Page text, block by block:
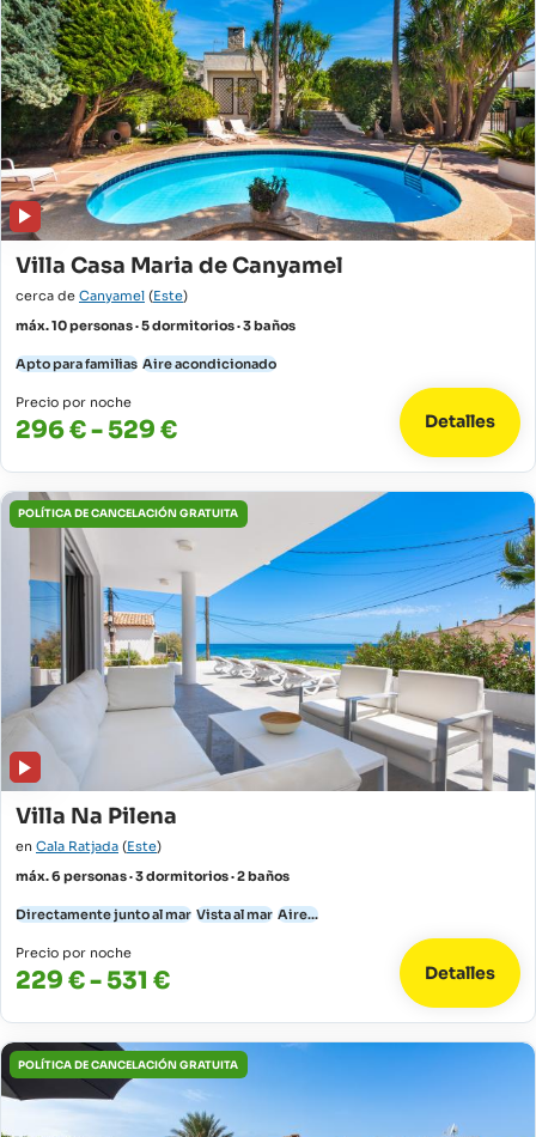
Villa Casa Maria de Canyamel
cerca de Canyamel (Este)
máx. 10 personas · 5 dormitorios · 3 baños
Apto para familias Aire acondicionado
Precio por noche
296 € - 529 € Detalles
POLÍTICA DE CANCELACIÓN GRATUITA
Villa Na Pilena
en Cala Ratjada (Este)
máx. 6 personas · 3 dormitorios · 2 baños
Directamente junto al mar Vista al mar Aire...
Precio por noche
229 € - 531 € Detalles
POLÍTICA DE CANCELACIÓN GRATUITA